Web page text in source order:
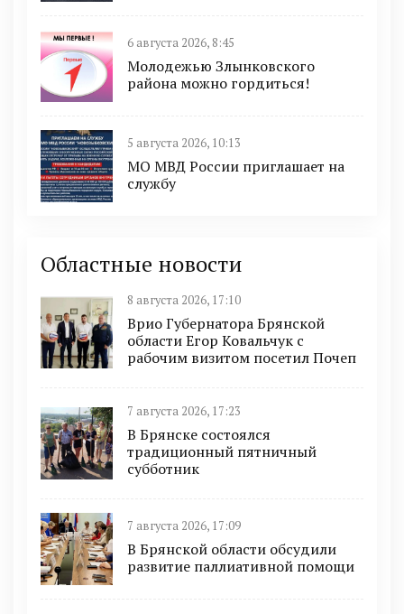
6 августа 2026, 8:45
Молодежью Злынковского
района можно гордиться!
5 августа 2026, 10:13
МО МВД России приглашает на
службу
Областные новости
8 августа 2026, 17:10
Врио Губернатора Брянской
области Егор Ковальчук с
рабочим визитом посетил Почеп
7 августа 2026, 17:23
В Брянске состоялся
традиционный пятничный
субботник
7 августа 2026, 17:09
В Брянской области обсудили
развитие паллиативной помощи